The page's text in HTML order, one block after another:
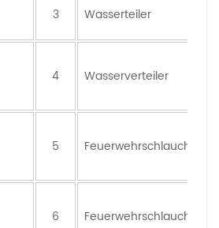
3 Wasserteiler
4 Wasserverteiler
5 Feuerwehrschlauch
6 Feuerwehrschlauch